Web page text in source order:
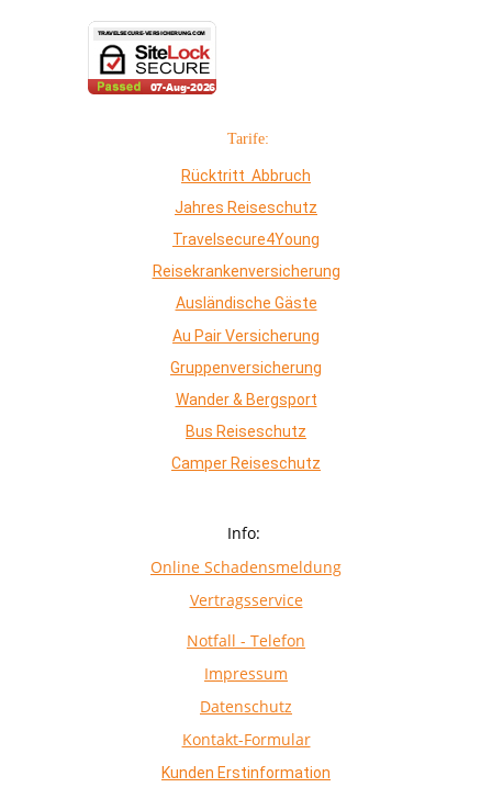
Tarife:
Rücktritt Abbruch
Jahres Reiseschutz
Travelsecure4Young
Reisekrankenversicherung
Ausländische Gäste
Au Pair Versicherung
Gruppenversicherung
Wander & Bergsport
Bus Reiseschutz
Camper Reiseschutz
Info:
Online Schadensmeldung
Vertragsservice
Notfall - Telefon
Impressum
Datenschutz
Kontakt-Formular
Kunden Erstinformation